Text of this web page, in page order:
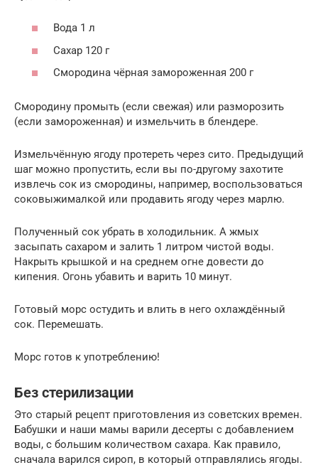
Вода 1 л
Сахар 120 г
Смородина чёрная замороженная 200 г
Смородину промыть (если свежая) или разморозить
(если замороженная) и измельчить в блендере.
Измельчённую ягоду протереть через сито. Предыдущий
шаг можно пропустить, если вы по-другому захотите
извлечь сок из смородины, например, воспользоваться
соковыжималкой или продавить ягоду через марлю.
Полученный сок убрать в холодильник. А жмых
засыпать сахаром и залить 1 литром чистой воды.
Накрыть крышкой и на среднем огне довести до
кипения. Огонь убавить и варить 10 минут.
Готовый морс остудить и влить в него охлаждённый
сок. Перемешать.
Морс готов к употреблению!
Без стерилизации
Это старый рецепт приготовления из советских времен.
Бабушки и наши мамы варили десерты с добавлением
воды, с большим количеством сахара. Как правило,
сначала варился сироп, в который отправлялись ягоды.